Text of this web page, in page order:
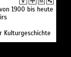
1900 bis heute
Kulturgeschichte